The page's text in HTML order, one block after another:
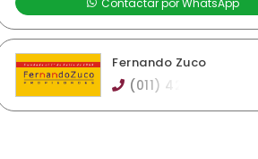
Fernando Zuco
(011) 42
fernandozuco@yahoo.com.ar